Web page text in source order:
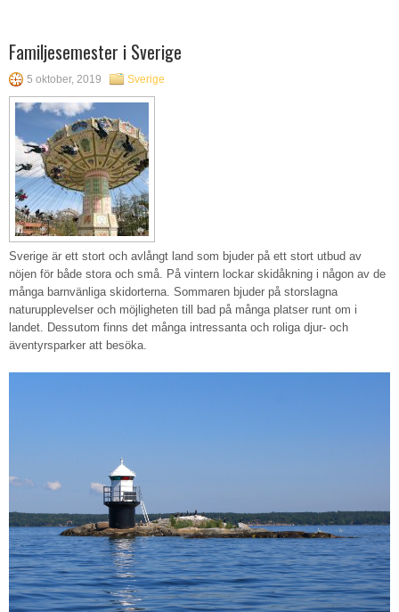
Familjesemester i Sverige
5 oktober, 2019 Sverige
Sverige är ett stort och avlångt land som bjuder på ett stort utbud av
nöjen för både stora och små. På vintern lockar skidåkning i någon av de
många barnvänliga skidorterna. Sommaren bjuder på storslagna
naturupplevelser och möjligheten till bad på många platser runt om i
landet. Dessutom finns det många intressanta och roliga djur- och
äventyrsparker att besöka.